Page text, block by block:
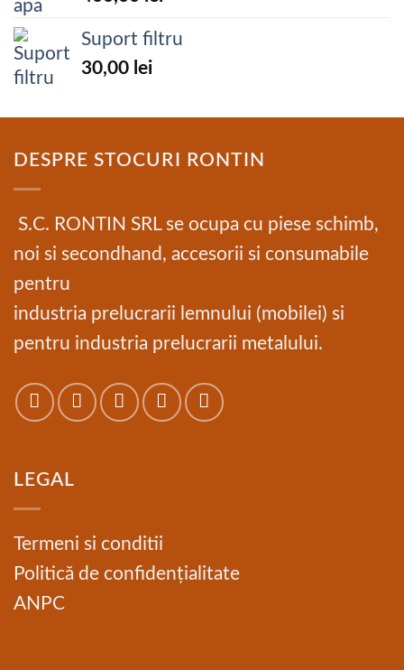
Suport filtru
30,00 lei
DESPRE STOCURI RONTIN
S.C. RONTIN SRL se ocupa cu piese schimb,
noi si secondhand, accesorii si consumabile
pentru
industria prelucrarii lemnului (mobilei) si
pentru industria prelucrarii metalului.
LEGAL
Termeni si conditii
Politică de confidențialitate
ANPC